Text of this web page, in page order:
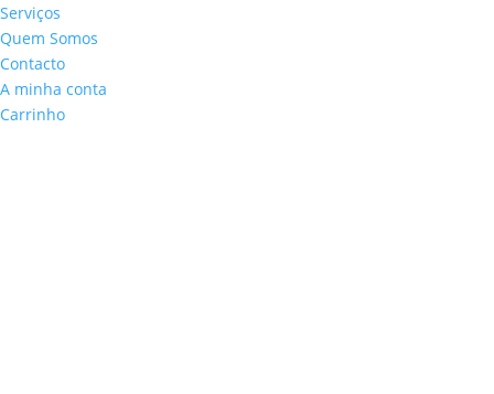
Serviços
Quem Somos
Contacto
A minha conta
Carrinho